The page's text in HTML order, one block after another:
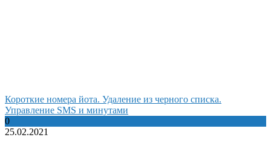
Короткие номера йота. Удаление из черного списка.
Управление SMS и минутами
0
25.02.2021